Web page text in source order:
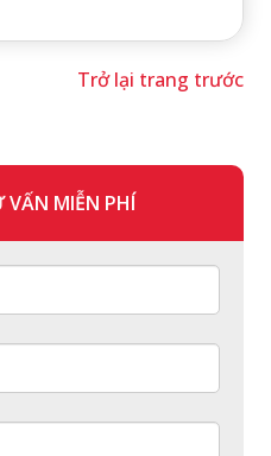
Trở lại trang trước
MIỄN PHÍ